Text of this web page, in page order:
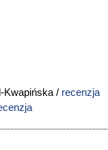
Kwapińska / recenzja